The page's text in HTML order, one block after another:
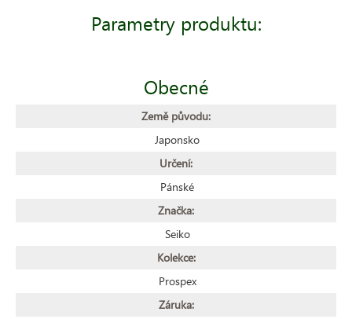
Parametry produktu:
Obecné
Země původu:
Japonsko
Určení:
Pánské
Značka:
Seiko
Kolekce:
Prospex
Záruka: